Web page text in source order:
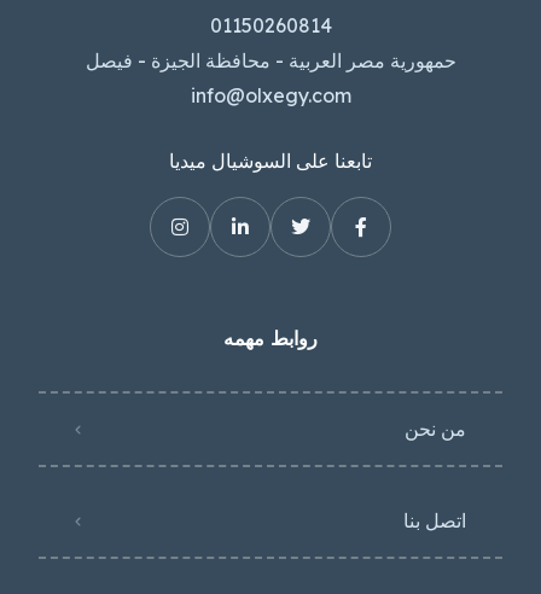
01150260814
حمهورية مصر العربية - محافظة الجيزة - فيصل
info@olxegy.com
تابعنا على السوشيال ميديا
روابط مهمه
من نحن
اتصل بنا